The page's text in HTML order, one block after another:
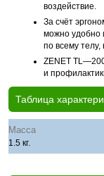
воздействие.
За счёт
можно удобно
по всему
ZENET
и
Таблица
Масса
1.5 кг.